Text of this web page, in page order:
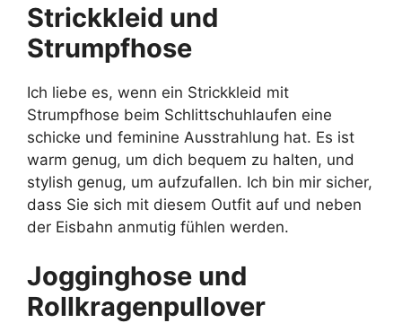
Strickkleid und
Strumpfhose
Ich liebe es, wenn ein Strickkleid mit
Strumpfhose beim Schlittschuhlaufen eine
schicke und feminine Ausstrahlung hat. Es ist
warm genug, um dich bequem zu halten, und
stylish genug, um aufzufallen. Ich bin mir sicher,
dass Sie sich mit diesem Outfit auf und neben
der Eisbahn anmutig fühlen werden.
Jogginghose und
Rollkragenpullover